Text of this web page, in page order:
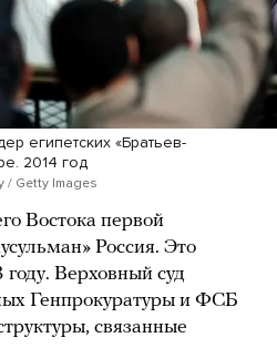
египетских «Братьев-
2014 год
/ Getty Images
Востока первой
Россия. Это
Верховный суд
Генпрокуратуры и ФСБ
связанные